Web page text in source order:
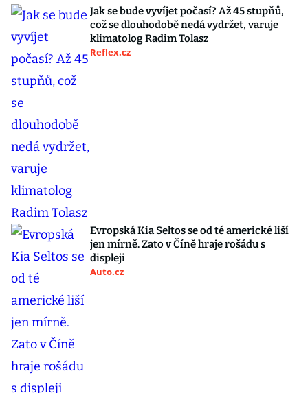
Jak se bude vyvíjet počasí? Až 45 stupňů,
což se dlouhodobě nedá vydržet, varuje
klimatolog Radim Tolasz
Reflex.cz
Evropská Kia Seltos se od té americké liší
jen mírně. Zato v Číně hraje rošádu s
displeji
Auto.cz